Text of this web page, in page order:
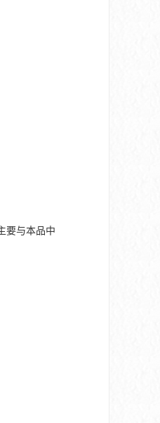
要与本品中